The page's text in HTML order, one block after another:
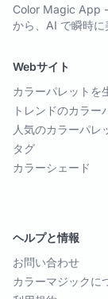
Color Magic App -
から、AI で瞬時に
Webサイト
カラーパレットを
トレンドのカラー
人気のカラーパレ
タグ
カラーシェード
ヘルプと情報
お問い合わせ
カラーマジックに